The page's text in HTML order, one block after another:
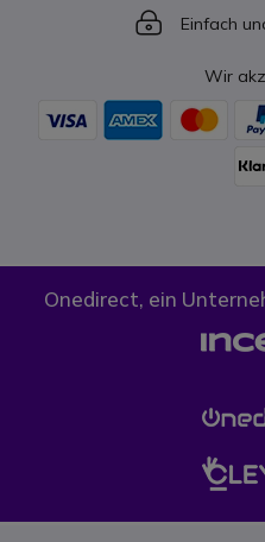
Icon
Einfach
Wir
Onedirect, ein